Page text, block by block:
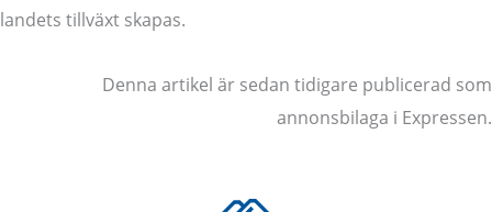
landets tillväxt skapas.
Denna artikel är sedan tidigare publicerad som
annonsbilaga i Expressen.